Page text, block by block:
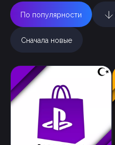
По популярности
Сначала новые